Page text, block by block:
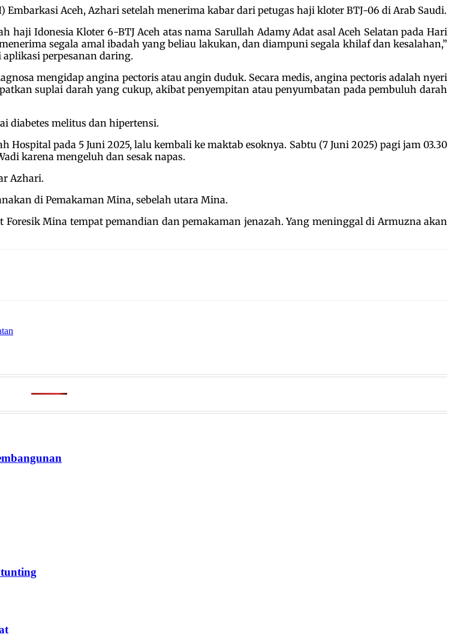
Aceh, Azhari setelah menerima kabar dari petugas haji kloter BTJ-06 di Arab Saudi.
Idonesia Kloter 6-BTJ Aceh atas nama Sarullah Adamy Adat asal Aceh Selatan pada Hari
segala amal ibadah yang beliau lakukan, dan diampuni segala khilaf dan kesalahan,”
aplikasi perpesanan daring.
mengidap angina pectoris atau angin duduk. Secara medis, angina pectoris adalah nyeri
suplai darah yang cukup, akibat penyempitan atau penyumbatan pada pembuluh darah
diabetes melitus dan hipertensi.
pada 5 Juni 2025, lalu kembali ke maktab esoknya. Sabtu (7 Juni 2025) pagi jam 03.30
karena mengeluh dan sesak napas.
Azhari.
di Pemakaman Mina, sebelah utara Mina.
Mina tempat pemandian dan pemakaman jenazah. Yang meninggal di Armuzna akan